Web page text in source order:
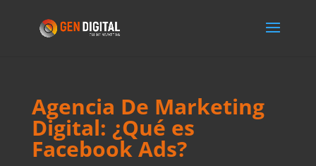
Agencia De Marketing
Digital: ¿Qué es
Facebook Ads?